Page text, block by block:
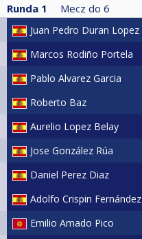
Runda 1 Mecz do 6
Juan Pedro Duran Lopez
Marcos Rodiño Portela
Pablo Alvarez Garcia
Roberto Baz
Aurelio Lopez Belay
Jose González Rúa
Daniel Perez Diaz
Adolfo Crispin Fernández
Emilio Amado Pico